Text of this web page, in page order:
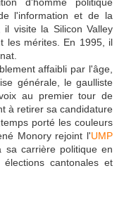
l'information et de la
il visite la Silicon Valley
les mérites. En 1995, il
affaibli par l'âge,
générale, le gaulliste
au premier tour de
à retirer sa candidature
porté les couleurs
Monory rejoint l'UMP
carrière politique en
cantonales et